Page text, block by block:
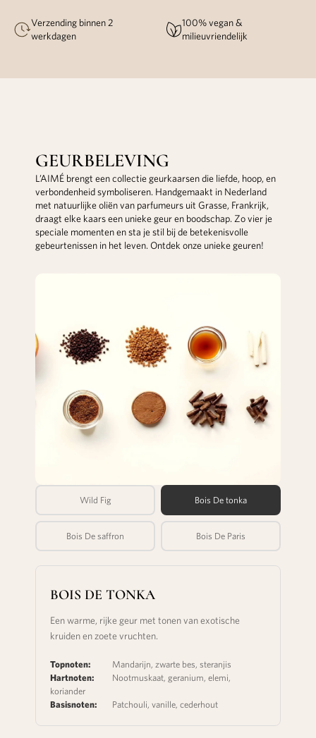
Verzending binnen 2
werkdagen
100% vegan &
milieuvriendelijk
GEURBELEVING
L’AIMÉ brengt een collectie geurkaarsen die liefde, hoop, en
verbondenheid symboliseren. Handgemaakt in Nederland
met natuurlijke oliën van parfumeurs uit Grasse, Frankrijk,
draagt elke kaars een unieke geur en boodschap. Zo vier je
speciale momenten en sta je stil bij de betekenisvolle
gebeurtenissen in het leven. Ontdek onze unieke geuren!
Wild Fig Bois De tonka
Bois De saffron Bois De Paris
BOIS DE TONKA
Een warme, rijke geur met tonen van exotische
kruiden en zoete vruchten.
Topnoten:
Mandarijn, zwarte bes, steranjis
Hartnoten:
Nootmuskaat, geranium, elemi,
koriander
Basisnoten:
Patchouli, vanille, cederhout